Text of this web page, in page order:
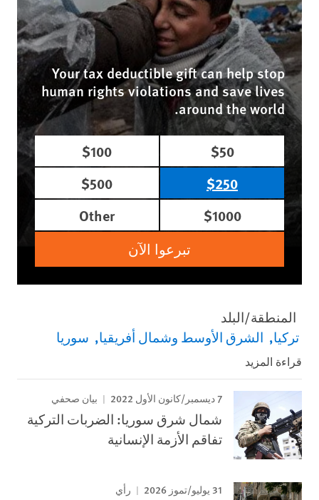
Your tax deductible gift can help stop
human rights violations and save lives
around the world.
$50
$100
$250
$500
$1000
Other
تبرعوا الآن
المنطقة/البلد
تركيا الشرق الأوسط وشمال أفريقيا سوريا
قراءة المزيد
7 ديسمبر/كانون الأول 2022 بيان صحفي
شمال شرق سوريا: الضربات التركية
تفاقم الأزمة الإنسانية
31 يوليو/تموز 2026 رأي